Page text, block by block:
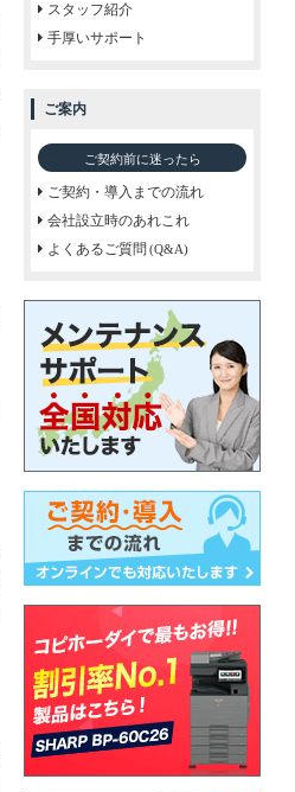
スタッフ紹介
手厚いサポート
ご案内
ご契約前に迷ったら
ご契約・導入までの流れ
会社設立時のあれこれ
よくあるご質問 (Q&A)